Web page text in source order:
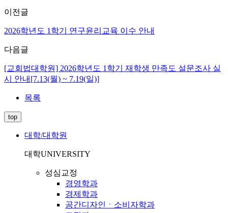
이전글
2026학년도 1학기 연구윤리교육 이수 안내
다음글
[교회법대학원] 2026학년도 1학기 재학생 만족도 설문조사 실
시 안내[7.13(월) ~ 7.19(일)]
목록
top
대학/대학원
대학UNIVERSITY
성심교정
경영학과
경제학과
공간디자인ㆍ소비자학과